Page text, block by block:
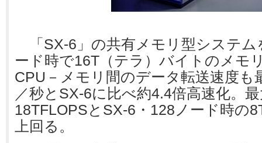
「SX-6」の共有メモリ型システム
ード時で16T（テラ）バイトのメモ
CPU－メモリ間のデータ転送速度も
／秒とSX-6に比べ約4.4倍高速化。
18TFLOPSとSX-6・128ノード時の
上回る。